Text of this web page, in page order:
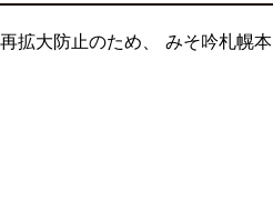
拡大防止のため、 みそ吟札幌本